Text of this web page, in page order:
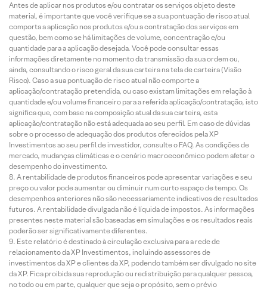
Antes de aplicar nos produtos e/ou contratar os serviços objeto deste
material, é importante que você verifique se a sua pontuação de risco atual
comporta a aplicação nos produtos e/ou a contratação dos serviços em
questão, bem como se há limitações de volume, concentração e/ou
quantidade para a aplicação desejada. Você pode consultar essas
informações diretamente no momento da transmissão da sua ordem ou,
ainda, consultando o risco geral da sua carteira na tela de carteira (Visão
Risco). Caso a sua pontuação de risco atual não comporte a
aplicação/contratação pretendida, ou caso existam limitações em relação à
quantidade e/ou volume financeiro para a referida aplicação/contratação, isto
significa que, com base na composição atual da sua carteira, esta
aplicação/contratação não está adequada ao seu perfil. Em caso de dúvidas
sobre o processo de adequação dos produtos oferecidos pela XP
Investimentos ao seu perfil de investidor, consulte o FAQ. As condições de
mercado, mudanças climáticas e o cenário macroeconômico podem afetar o
desempenho do investimento.
A rentabilidade de produtos financeiros pode apresentar variações e seu
preço ou valor pode aumentar ou diminuir num curto espaço de tempo. Os
desempenhos anteriores não são necessariamente indicativos de resultados
futuros. A rentabilidade divulgada não é líquida de impostos. As informações
presentes neste material são baseadas em simulações e os resultados reais
poderão ser significativamente diferentes.
Este relatório é destinado à circulação exclusiva para a rede de
relacionamento da XP Investimentos, incluindo assessores de
investimentos da XP e clientes da XP, podendo também ser divulgado no site
da XP. Fica proibida sua reprodução ou redistribuição para qualquer pessoa,
no todo ou em parte, qualquer que seja o propósito, sem o prévio